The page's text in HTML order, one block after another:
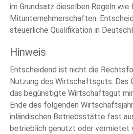
im Grundsatz dieselben Regeln wie
Mitunternehmerschaften.
steuerliche Qualifikation in
Hinweis
Entscheidend ist nicht die
Nutzung des Wirtschaftsguts. Das
das begünstigte Wirtschaftsgut
Ende des folgenden
inländischen Betriebsstätte fast
betrieblich genutzt oder vermietet